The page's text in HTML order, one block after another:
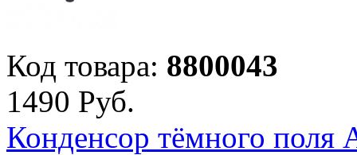
Код товара: 8800043
1490 Руб.
Конденсор тёмного